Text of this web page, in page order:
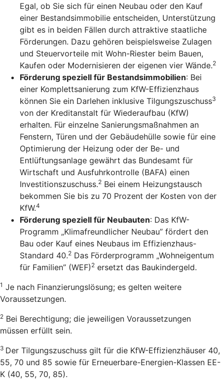
Egal, ob Sie sich für einen Neubau oder den Kauf
einer Bestandsimmobilie entscheiden, Unterstützung
gibt es in beiden Fällen durch attraktive staatliche
Förderungen. Dazu gehören beispielsweise Zulagen
und Steuervorteile mit Wohn-Riester beim Bauen,
Kaufen oder Modernisieren der eigenen vier Wände.2
Förderung speziell für Bestandsimmobilien: Bei
einer Komplettsanierung zum KfW-Effizienzhaus
können Sie ein Darlehen inklusive Tilgungszuschuss3
von der Kreditanstalt für Wiederaufbau (KfW)
erhalten. Für einzelne Sanierungsmaßnahmen an
Fenstern, Türen und der Gebäudehülle sowie für eine
Optimierung der Heizung oder der Be- und
Entlüftungsanlage gewährt das Bundesamt für
Wirtschaft und Ausfuhrkontrolle (BAFA) einen
Investitionszuschuss.2 Bei einem Heizungstausch
bekommen Sie bis zu 70 Prozent der Kosten von der
KfW.4
Förderung speziell für Neubauten: Das KfW-
Programm „Klimafreundlicher Neubau” fördert den
Bau oder Kauf eines Neubaus im Effizienzhaus-
Standard 40.2 Das Förderprogramm „Wohneigentum
für Familien” (WEF) 2 ersetzt das Baukindergeld.
1 Je nach Finanzierungslösung; es gelten weitere
Voraussetzungen.
2 Bei Berechtigung; die jeweiligen Voraussetzungen
müssen erfüllt sein.
3 Der Tilgungszuschuss gilt für die KfW-Effizienzhäuser 40,
55, 70 und 85 sowie für Erneuerbare-Energien-Klassen EE-
K (40, 55, 70, 85).